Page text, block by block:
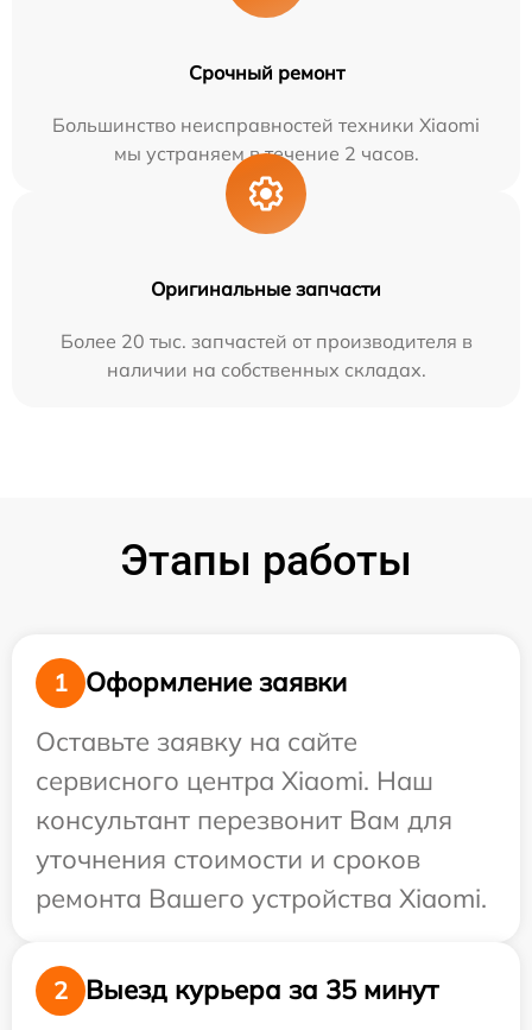
Срочный ремонт
Большинство неисправностей техники Xiaomi
мы устраняем в течение 2 часов.
Оригинальные запчасти
Более 20 тыс. запчастей от производителя в
наличии на собственных складах.
Этапы работы
1
Оформление заявки
Оставьте заявку на сайте
сервисного центра Xiaomi. Наш
консультант перезвонит Вам для
уточнения стоимости и сроков
ремонта Вашего устройства Xiaomi.
2
Выезд курьера за 35 минут